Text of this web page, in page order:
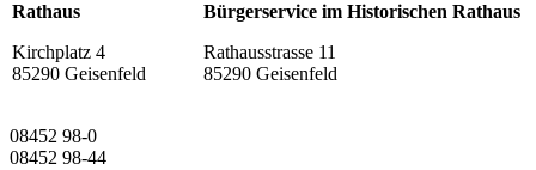
Rathaus
Kirchplatz 4
85290 Geisenfeld
Bürgerservice im Historischen Rathaus
Rathausstrasse 11
85290 Geisenfeld
08452 98-0
08452 98-44